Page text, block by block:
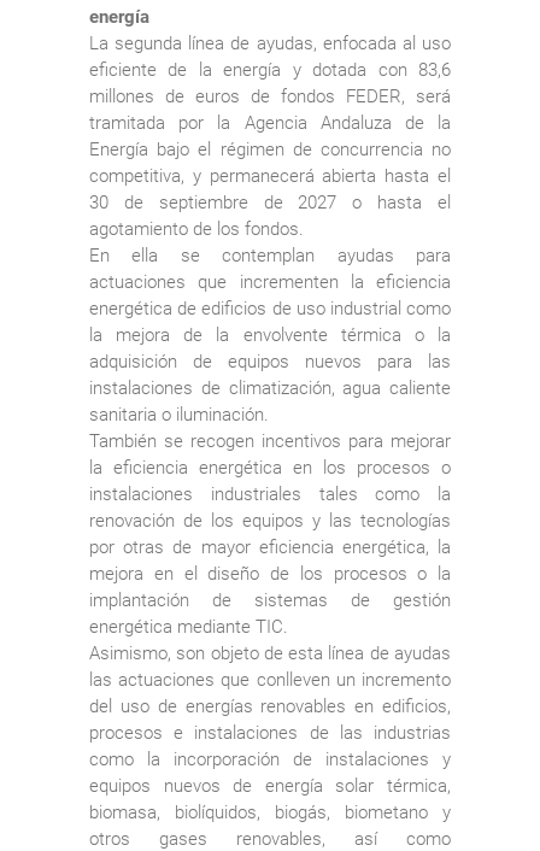
energía
La segunda línea de ayudas, enfocada al uso
eficiente de la energía y dotada con 83,6
millones de euros de fondos FEDER, será
tramitada por la Agencia Andaluza de la
Energía bajo el régimen de concurrencia no
competitiva, y permanecerá abierta hasta el
30 de septiembre de 2027 o hasta el
agotamiento de los fondos.
En ella se contemplan ayudas para
actuaciones que incrementen la eficiencia
energética de edificios de uso industrial como
la mejora de la envolvente térmica o la
adquisición de equipos nuevos para las
instalaciones de climatización, agua caliente
sanitaria o iluminación.
También se recogen incentivos para mejorar
la eficiencia energética en los procesos o
instalaciones industriales tales como la
renovación de los equipos y las tecnologías
por otras de mayor eficiencia energética, la
mejora en el diseño de los procesos o la
implantación de sistemas de gestión
energética mediante TIC.
Asimismo, son objeto de esta línea de ayudas
las actuaciones que conlleven un incremento
del uso de energías renovables en edificios,
procesos e instalaciones de las industrias
como la incorporación de instalaciones y
equipos nuevos de energía solar térmica,
biomasa, biolíquidos, biogás, biometano y
otros gases renovables, así como